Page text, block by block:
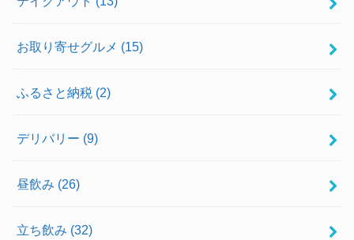
お取り寄せグルメ (15)
ふるさと納税 (2)
デリバリー (9)
昼飲み (26)
立ち飲み (32)